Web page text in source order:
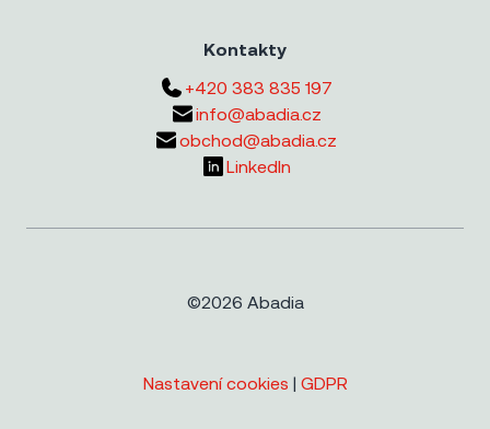
Kontakty
+420 383 835 197
info@abadia.cz
obchod@abadia.cz
LinkedIn
©2026 Abadia
Nastavení cookies | GDPR